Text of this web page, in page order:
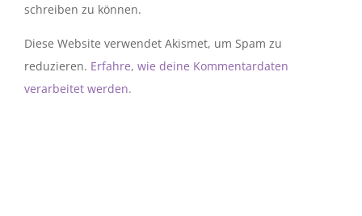
schreiben zu können.
Diese Website verwendet Akismet, um Spam zu
reduzieren. Erfahre, wie deine Kommentardaten
verarbeitet werden.